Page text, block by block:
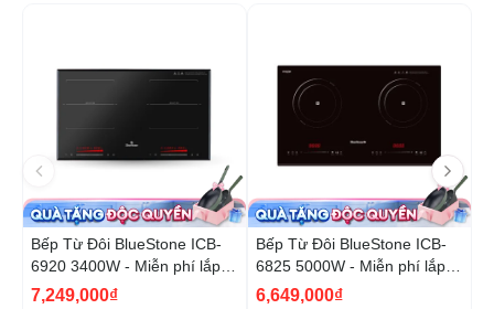
Bếp Từ Đôi BlueStone ICB-
6920 3400W - Miễn phí lắp
đặt, cắt đá
7,249,000₫
Bếp Từ Đôi BlueStone ICB-
6825 5000W - Miễn phí lắp
đặt, cắt đá
6,649,000₫